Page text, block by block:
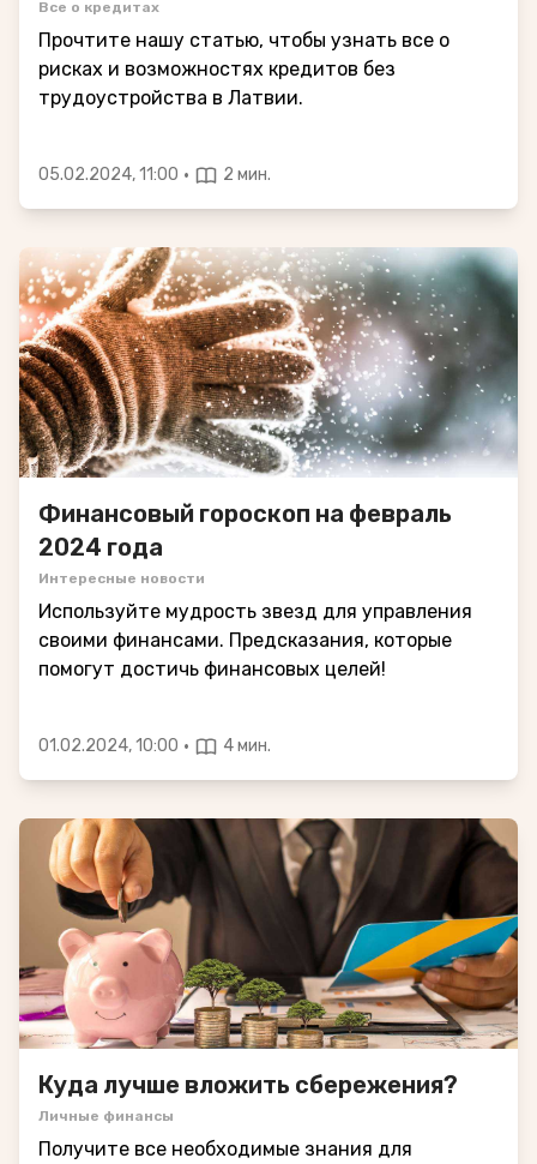
Все о кредитах
Прочтите нашу статью, чтобы узнать все о
рисках и возможностях кредитов без
трудоустройства в Латвии.
05.02.2024, 11:00 · 2 мин.
Финансовый гороскоп на февраль
2024 года
Интересные новости
Используйте мудрость звезд для управления
своими финансами. Предсказания, которые
помогут достичь финансовых целей!
01.02.2024, 10:00 · 4 мин.
Куда лучше вложить сбережения?
Личные финансы
Получите все необходимые знания для